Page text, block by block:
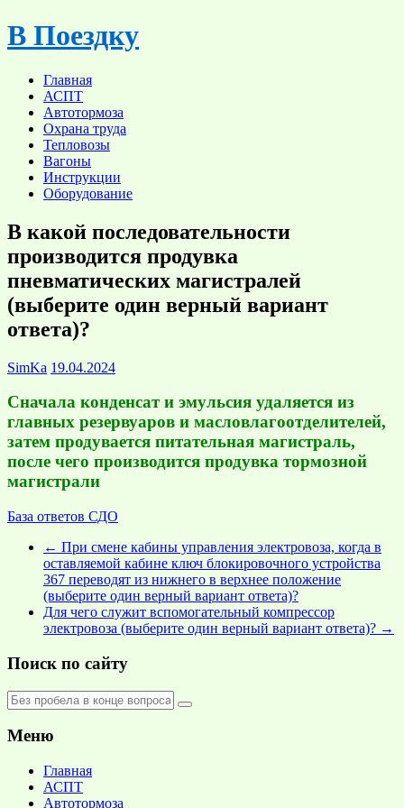
Skip
to
В Поездку
Главная
АСПТ
Автотормоза
Охрана труда
Тепловозы
Вагоны
Инструкции
Оборудование
В какой последовательности
производится продувка
пневматических магистралей
(выберите один верный вариант
ответа)?
SimKa 19.04.2024
Сначала конденсат и эмульсия удаляется из
главных резервуаров и масловлагоотделителей,
затем продувается питательная магистраль,
после чего производится продувка тормозной
магистрали
База ответов СДО
← При смене кабины управления электровоза, когда в
оставляемой кабине ключ блокировочного устройства
367 переводят из нижнего в верхнее положение
(выберите один верный вариант ответа)?
Для чего служит вспомогательный компрессор
электровоза (выберите один верный вариант ответа)? →
Поиск по сайту
Меню
Главная
АСПТ
Автотормоза